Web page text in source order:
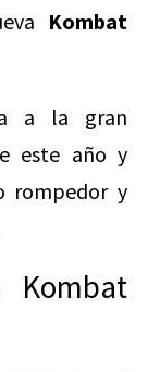
Kombat
a la gran
este año y
rompedor y